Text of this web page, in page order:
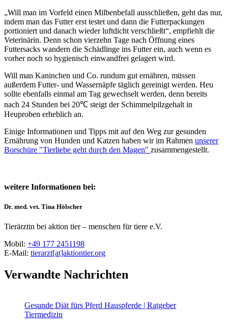
„Will man im Vorfeld einen Milbenbefall ausschließen, geht das nur,
indem man das Futter erst testet und dann die Futterpackungen
portioniert und danach wieder luftdicht verschließt“, empfiehlt die
Veterinärin. Denn schon vierzehn Tage nach Öffnung eines
Futtersacks wandern die Schädlinge ins Futter ein, auch wenn es
vorher noch so hygienisch einwandfrei gelagert wird.
Will man Kaninchen und Co. rundum gut ernähren, müssen
außerdem Futter- und Wassernäpfe täglich gereinigt werden. Heu
sollte ebenfalls einmal am Tag gewechselt werden, denn bereits
nach 24 Stunden bei 20℃ steigt der Schimmelpilzgehalt in
Heuproben erheblich an.
Einige Informationen und Tipps mit auf den Weg zur gesunden
Ernährung von Hunden und Katzen haben wir im Rahmen unserer
Borschüre "Tierliebe geht durch den Magen" zusammengestellt.
weitere Informationen bei:
Dr. med. vet. Tina Hölscher
Tierärztin bei aktion tier – menschen für tiere e.V.
Mobil: +49 177 2451198
E-Mail: tierarzt[at]aktiontier.org
Verwandte Nachrichten
Gesunde Diät fürs Pferd Hauspferde | Ratgeber
Tiermedizin